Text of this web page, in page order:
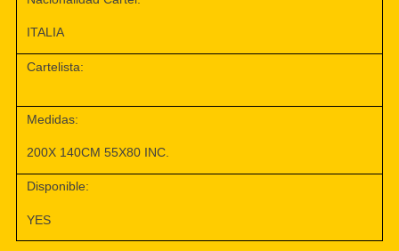
ITALIA
Cartelista:
Medidas:
200X 140CM 55X80 INC.
Disponible:
YES